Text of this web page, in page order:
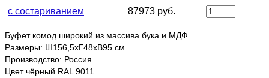
с состариванием
87973 руб.
Буфет комод широкий из массива бука и МДФ
Размеры: Ш156,5хГ48хВ95 см.
Производство: Россия.
Цвет чёрный RAL 9011.